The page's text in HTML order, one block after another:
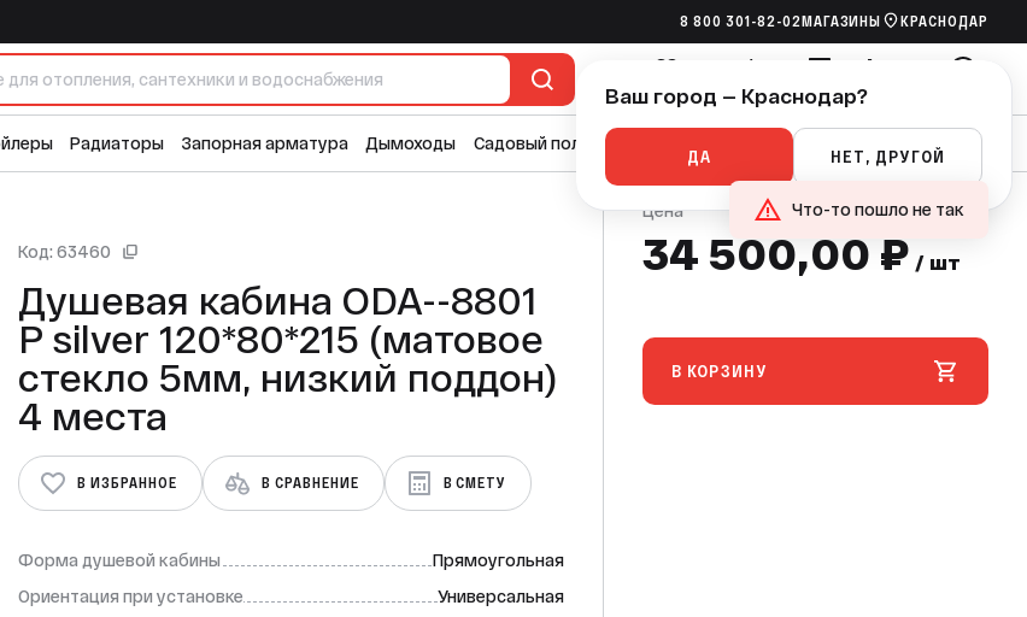
8 800 301-82-02 МАГАЗИНЫ КРАСНОДАР
ИзбранноеСравнениеСметыКорзина
Радиаторы Запорная арматура Дымоходы Садовый полив Канализация Ручной инструмент
Код: 63460
Душевая кабина ODA--8801
Р silver 120*80*215 (матовое
стекло 5мм, низкий поддон)
4 места
В ИЗБРАННОЕ В СРАВНЕНИЕ В СМЕТУ
Форма душевой кабины
Прямоугольная
Ориентация при установке
Универсальная
Цена
34 500,00 ₽ / шт
В КОРЗИНУ
34 500,00 ₽/ шт В КОРЗИНУ
Ваш город — Краснодар?
ДА НЕТ, ДРУГОЙ
Что-то пошло не так